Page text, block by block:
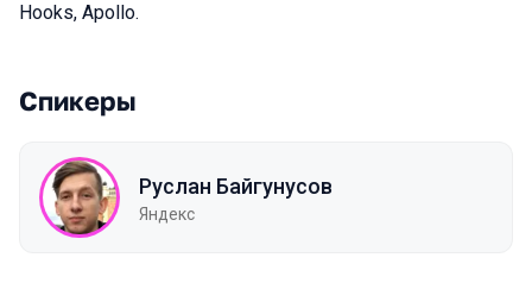
Hooks, Apollo.
Спикеры
Руслан Байгунусов
Яндекс